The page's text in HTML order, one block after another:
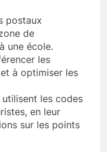
postaux
de
une école.
les
à optimiser les
utilisent les codes
en leur
sur les points